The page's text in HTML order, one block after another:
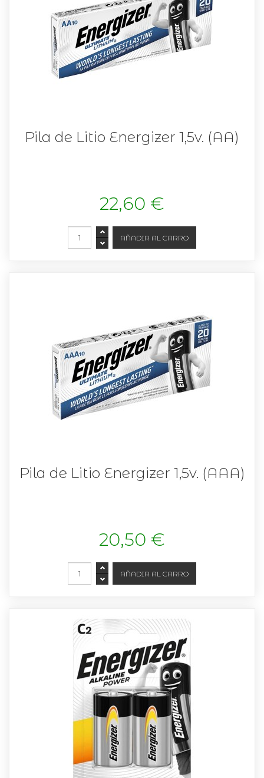
Pila de Litio Energizer 1,5v. (AA)
22,60 €
Pila de Litio Energizer 1,5v. (AAA)
20,50 €